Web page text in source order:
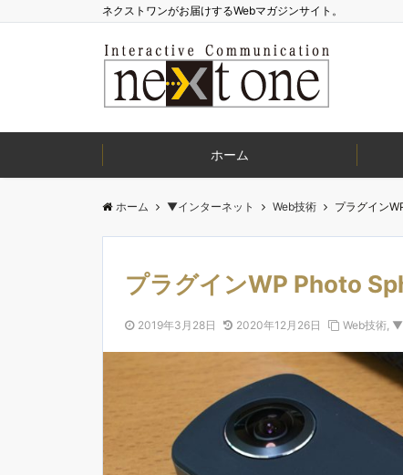
ネクストワンがお届けするWebマガジンサイト。
ホーム
ホーム ▼インターネット Web技術 プラグイン
プラグインWP Photo
2019年3月28日 2020年12月26日 Web技術, ▼